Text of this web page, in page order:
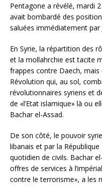
Pentagone a révélé, mardi
avait bombardé des
saluées immédiatement par
En Syrie, la répartition des
et la mollahrchie est tacite
frappes contre Daech, mais
Révolution qui, au sol,
révolutionnaires syriens et
de «l’Etat islamique» là ou
Bachar el-Assad.
De son côté, le pouvoir
libanais et par la
quotidien de civils. Bachar
offres de services à
contre le terrorisme», a les